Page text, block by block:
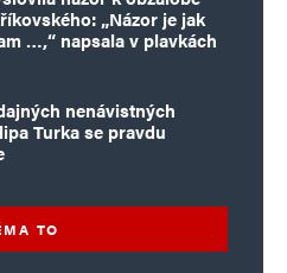
„Názor je jak
…,“ napsala v plavkách
nenávistných
Turka se pravdu
TO